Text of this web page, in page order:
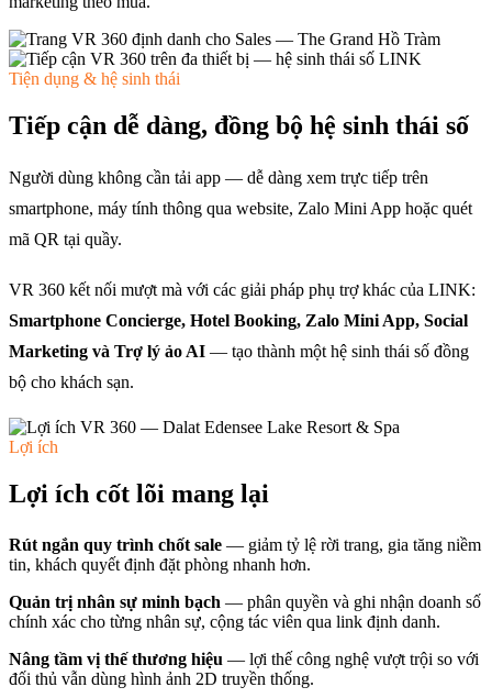
Tiện dụng & hệ sinh thái
Tiếp cận dễ dàng, đồng bộ hệ sinh thái số
Người dùng không cần tải app — dễ dàng xem trực tiếp trên
smartphone, máy tính thông qua website, Zalo Mini App hoặc quét
mã QR tại quầy.
VR 360 kết nối mượt mà với các giải pháp phụ trợ khác của LINK:
Smartphone Concierge, Hotel Booking, Zalo Mini App, Social
Marketing và Trợ lý ảo AI — tạo thành một hệ sinh thái số đồng
bộ cho khách sạn.
Lợi ích
Lợi ích cốt lõi mang lại
Rút ngắn quy trình chốt sale — giảm tỷ lệ rời trang, gia tăng niềm
tin, khách quyết định đặt phòng nhanh hơn.
Quản trị nhân sự minh bạch — phân quyền và ghi nhận doanh số
chính xác cho từng nhân sự, cộng tác viên qua link định danh.
Nâng tầm vị thế thương hiệu — lợi thế công nghệ vượt trội so với
đối thủ vẫn dùng hình ảnh 2D truyền thống.